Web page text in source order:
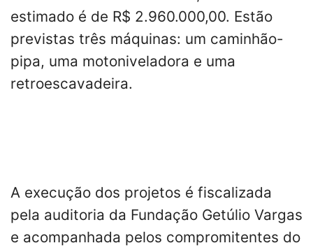
estimado é de R$ 2.960.000,00. Estão
previstas três máquinas: um caminhão-
pipa, uma motoniveladora e uma
retroescavadeira.
A execução dos projetos é fiscalizada
pela auditoria da Fundação Getúlio Vargas
e acompanhada pelos compromitentes do